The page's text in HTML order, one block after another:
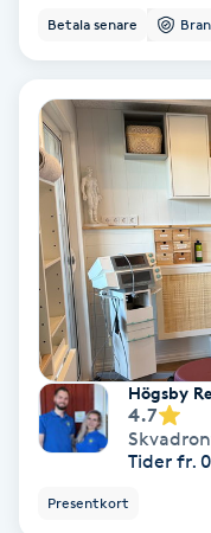
Extensions borttagning
Eyeliner-tatuering
Face framing
Faceliftmassage
Fet hårbotten
Betala senare
Högsby
4.7
Tider fr.
Presentkort